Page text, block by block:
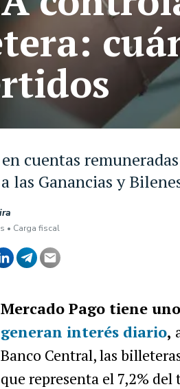
cuentas
las Ganancias y
• Carga fiscal
Mercado Pago tiene
generan interés diario,
Banco Central, las
que representa el 7,2%